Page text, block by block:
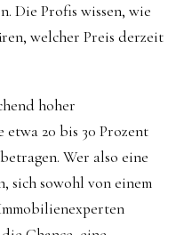
Die Profis wissen, wie
welcher Preis derzeit
hoher
20 bis 30 Prozent
Wer also eine
sich sowohl von einem